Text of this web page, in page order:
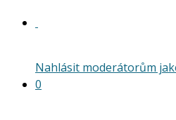
Nahlásit moderátorům
0